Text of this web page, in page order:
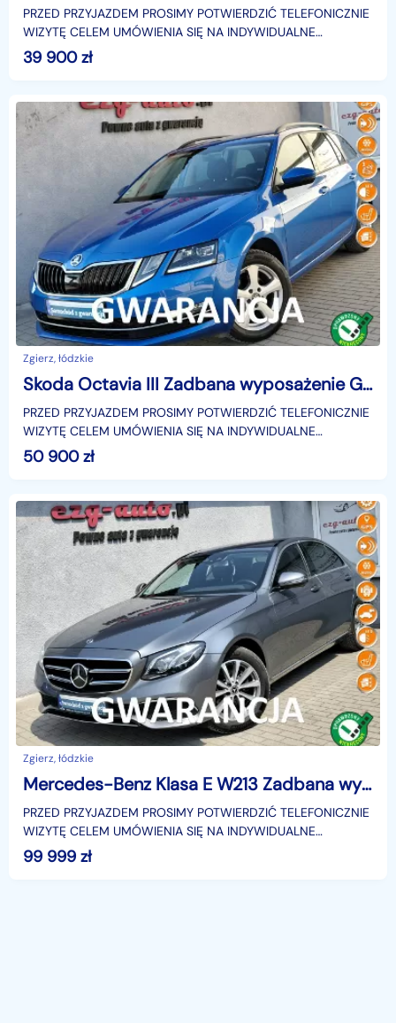
PRZED PRZYJAZDEM PROSIMY POTWIERDZIĆ TELEFONICZNIE
WIZYTĘ CELEM UMÓWIENIA SIĘ NA INDYWIDUALNE
BEZPIECZNE OGLĘDZINY..Zadbany egzemplarz.Samochód
sprowadzony z Ni
39 900zł
Zgierz, łódzkie
Skoda Octavia III Zadbana wyposażenie Gwarancja
PRZED PRZYJAZDEM PROSIMY POTWIERDZIĆ TELEFONICZNIE
WIZYTĘ CELEM UMÓWIENIA SIĘ NA INDYWIDUALNE
BEZPIECZNE OGLĘDZINY..Zadbany egzemplarz.Samochód
sprowadzony z Ni
50 900zł
Zgierz, łódzkie
Mercedes-Benz Klasa E W213 Zadbana wyposażenie Gwarancja
PRZED PRZYJAZDEM PROSIMY POTWIERDZIĆ TELEFONICZNIE
WIZYTĘ CELEM UMÓWIENIA SIĘ NA INDYWIDUALNE
BEZPIECZNE OGLĘDZINY..Bardzo zadbany
egzemplarz.Samochód sprowadzo
99 999 zł